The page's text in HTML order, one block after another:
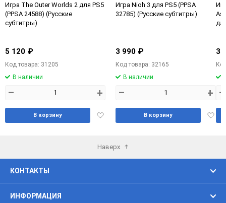
Игра The Outer Worlds 2 для PS5
(PPSA 24588) (Русские
субтитры)
5 120 ₽
Код товара: 31205
В наличии
– +
Добавить
В корзину
Игра Nioh 3 для PS5 (PPSA
32785) (Русские субтитры)
3 990 ₽
Код товара: 32165
В наличии
– +
В корзину
3
–
Наверх
КОНТАКТЫ
ИНФОРМАЦИЯ